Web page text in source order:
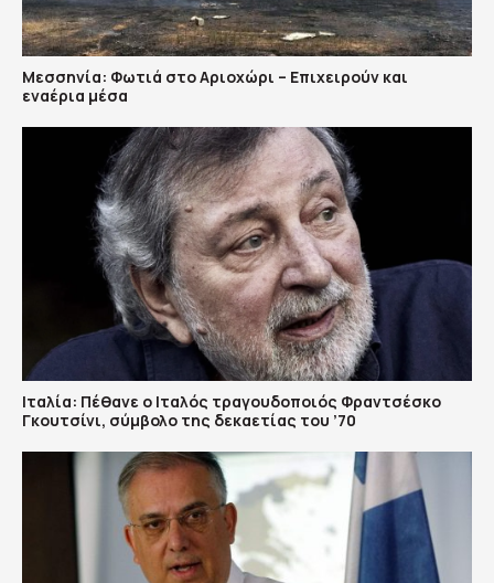
Μεσσηνία: Φωτιά στο Αριοχώρι – Επιχειρούν και
εναέρια μέσα
Ιταλία: Πέθανε ο Ιταλός τραγουδοποιός Φραντσέσκο
Γκουτσίνι, σύμβολο της δεκαετίας του ’70